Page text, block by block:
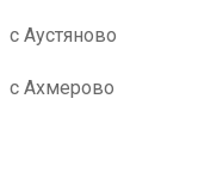
с Аустяново
с Ахмерово